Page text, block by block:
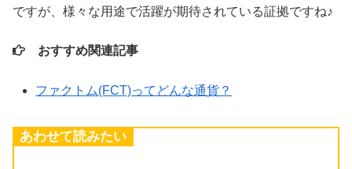
ですが、様々な用途で活躍が期待されている証拠ですね♪
おすすめ関連記事
ファクトム(FCT)ってどんな通貨？
あわせて読みたい